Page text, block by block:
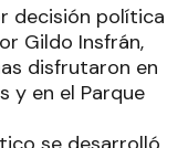
decisión política
Gildo Insfrán,
disfrutaron en
y en el Parque